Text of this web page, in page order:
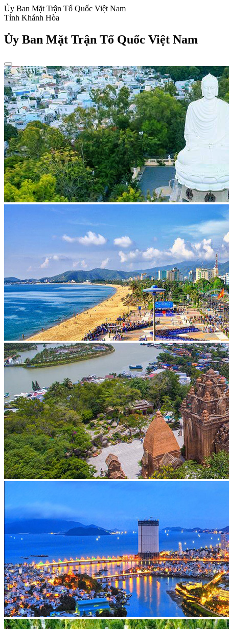
Ủy Ban Mặt Trận Tổ Quốc Việt Nam
Tỉnh Khánh Hòa
Ủy Ban Mặt Trận Tổ Quốc Việt Nam